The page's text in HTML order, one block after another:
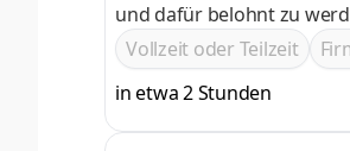
und dafür belohnt zu werden Ein sicheres Auftreten, gute Deutschkenntnisse auf C1‑Niveau und
Erscheinungsbild
Vollzeit oder Teilzeit
in etwa 2 Stunden